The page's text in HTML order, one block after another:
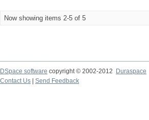
Now showing items 2-5 of 5
DSpace software copyright © 2002-2012
Duraspace
Contact Us
Send Feedback